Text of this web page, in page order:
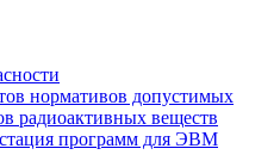
нормативов допустимых
радиоактивных веществ
программ для ЭВМ